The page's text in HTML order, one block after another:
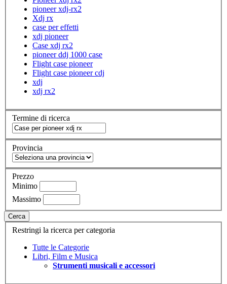
pioneer xdj-rx2
Xdj rx
case per effetti
xdj pioneer
Case xdj rx2
pioneer ddj 1000 case
Flight case pioneer
Flight case pioneer cdj
xdj
xdj rx2
Termine di ricerca
Provincia
Prezzo
Minimo
Massimo
Cerca
Restringi la ricerca per categoria
Tutte le Categorie
Libri, Film e Musica
Strumenti musicali e accessori